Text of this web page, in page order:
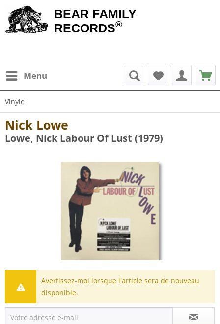
BEAR FAMILY
RECORDS®
Menu
Vinyle
Nick Lowe
Lowe, Nick Labour Of Lust (1979)
Avertissez-moi lorsque l'article sera de nouveau
disponible.